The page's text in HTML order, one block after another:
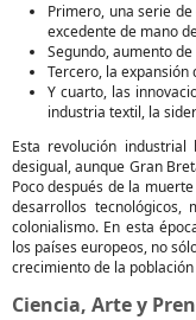
Primero, una serie
excedente de mano
Segundo, aumento
Tercero, la
Y cuarto, las
industria textil, la
Esta revolución
desigual, aunque Gran
Poco después de la
desarrollos tecnológicos,
colonialismo. En esta
los países europeos, no
crecimiento de la
Ciencia, Arte y